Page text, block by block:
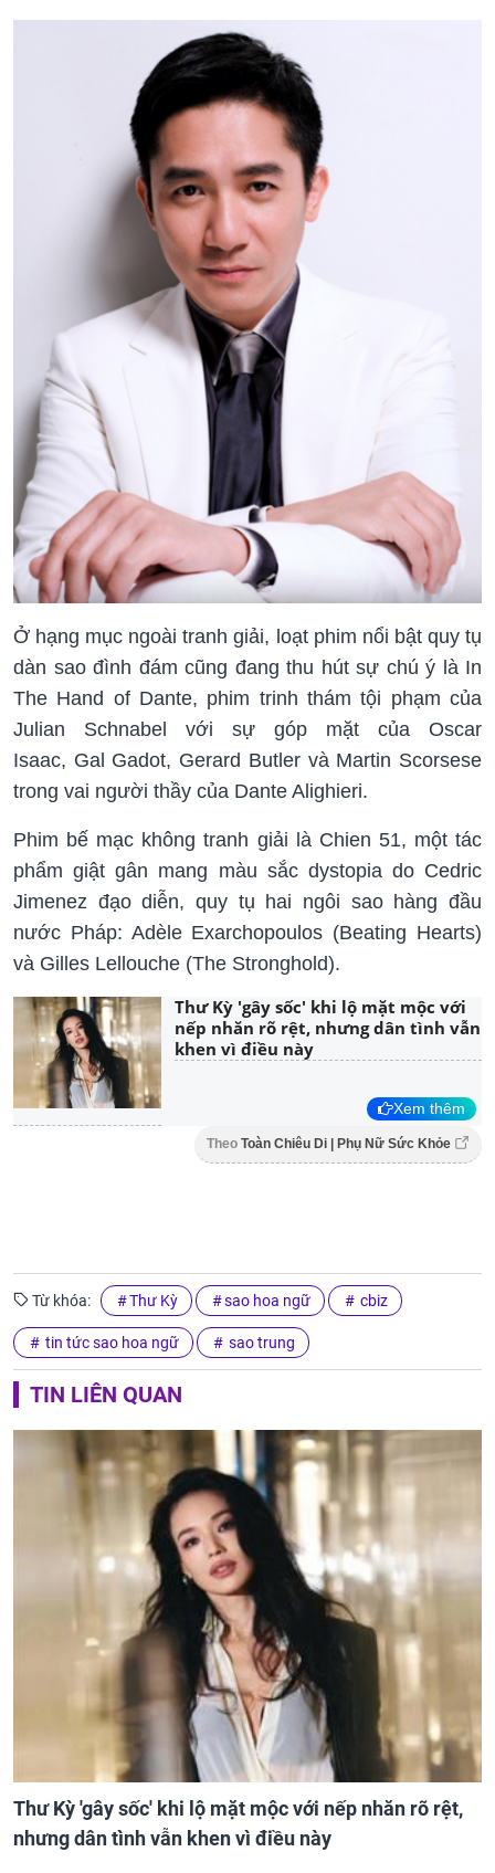
Ở hạng mục ngoài tranh giải, loạt phim nổi bật quy tụ
dàn sao đình đám cũng đang thu hút sự chú ý là In
The Hand of Dante, phim trinh thám tội phạm của
Julian Schnabel với sự góp mặt của Oscar
Isaac, Gal Gadot, Gerard Butler và Martin Scorsese
trong vai người thầy của Dante Alighieri.
Phim bế mạc không tranh giải là Chien 51, một tác
phẩm giật gân mang màu sắc dystopia do Cedric
Jimenez đạo diễn, quy tụ hai ngôi sao hàng đầu
nước Pháp: Adèle Exarchopoulos (Beating Hearts)
và Gilles Lellouche (The Stronghold).
Thư Kỳ 'gây sốc' khi lộ mặt mộc với
nếp nhăn rõ rệt, nhưng dân tình vẫn
khen vì điều này
Xem thêm
Theo Toàn Chiêu Di | Phụ Nữ Sức Khỏe
Từ khóa: Thư Kỳ sao hoa ngữ cbiz
tin tức sao hoa ngữ sao trung
TIN LIÊN QUAN
Thư Kỳ 'gây sốc' khi lộ mặt mộc với nếp nhăn rõ rệt,
nhưng dân tình vẫn khen vì điều này